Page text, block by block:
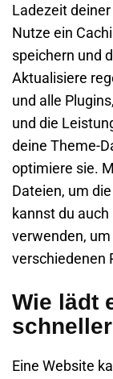
Ladezeit
Nutze ein
speichern und
Aktualisiere
und alle
und die
deine Theme-
optimiere sie.
Dateien, um
kannst du
verwenden,
verschiedenen
Wie lädt
Eine Website